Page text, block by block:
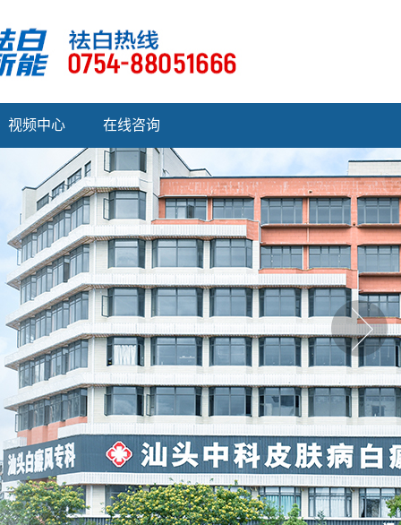
视频中心 在线咨询